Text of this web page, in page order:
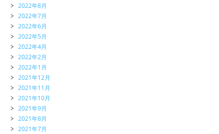
2022年8月
2022年7月
2022年6月
2022年5月
2022年4月
2022年2月
2022年1月
2021年12月
2021年11月
2021年10月
2021年9月
2021年8月
2021年7月